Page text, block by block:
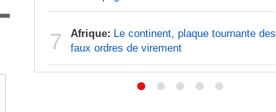
7 Afrique: Le continent, plaque tournante des
faux ordres de virement